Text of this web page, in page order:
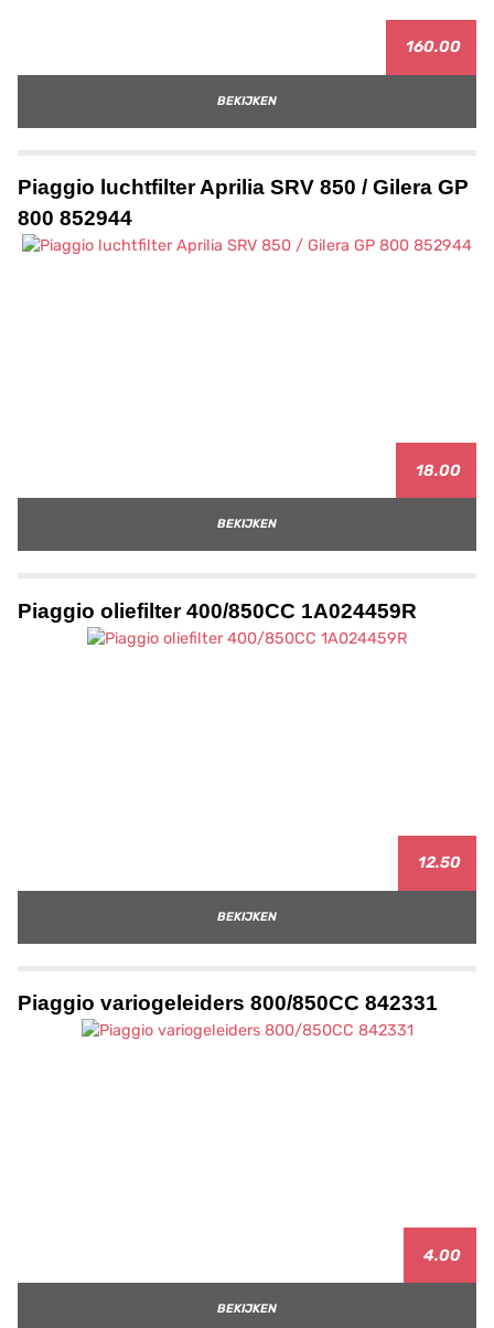
160.00
BEKIJKEN
Piaggio luchtfilter Aprilia SRV 850 / Gilera GP
800 852944
18.00
BEKIJKEN
Piaggio oliefilter 400/850CC 1A024459R
12.50
BEKIJKEN
Piaggio variogeleiders 800/850CC 842331
4.00
BEKIJKEN